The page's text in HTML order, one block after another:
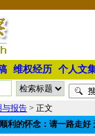
维权经历 个人文
与报告 > 正文
利的怀念：请一路走好